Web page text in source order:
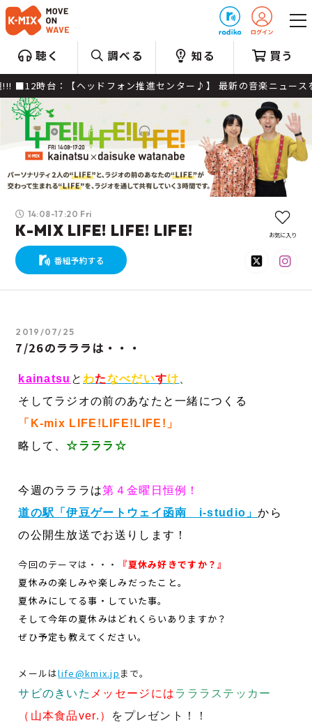
聴く 調べる 知る 買う
【ヘッドフォン推進センター♪】 最新の音楽ニュースを
14:08-17:20 Fri
K-MIX LIFE! LIFE! LIFE!
番組予約する
お気に入り
2019/07/25
7/26のラララは・・・
kainatsu と わたなべだいすけ
そしてラジオの前のあなたと一緒につくる
「K-mix LIFE!LIFE!LIFE!」
略して、☆ラララ☆
今週のラララは第４金曜日恒例！
道の駅「伊豆ゲートウェイ函南 i-studio」から
の公開生放送でお送りします！
今回のテーマは・・・
『夏休み好きですか？』
夏休みの楽しみや楽しみだったこと。
夏休みにしてる事・していた事。
そして今年の夏休みはどれくらいありますか？
ぜひ予定も教えてください。
メールはlife@kmix.jp まで。
サビのきいた メッセージにはラララステッカー
（山本食品ver.）
をプレゼント！！